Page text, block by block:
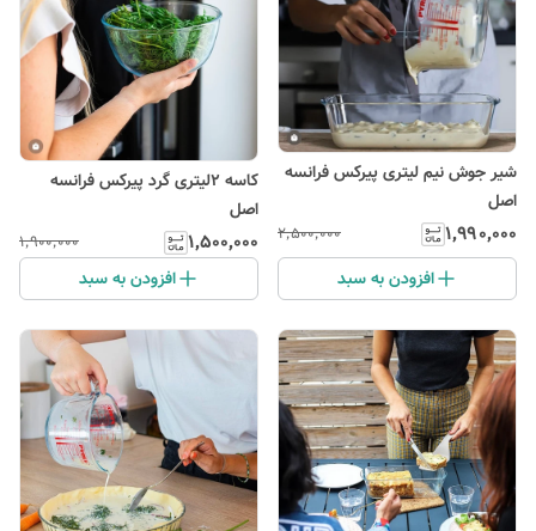
شیر جوش نیم لیتری پیرکس فرانسه
اصل
۱٬۹۹۰٬۰۰۰ ۲٬۵۰۰٬۰۰۰
افزودن به سبد
کاسه ۲لیتری گرد پیرکس فرانسه
اصل
۱٬۵۰۰٬۰۰۰ ۱٬۹۰۰٬۰۰۰
افزودن به سبد